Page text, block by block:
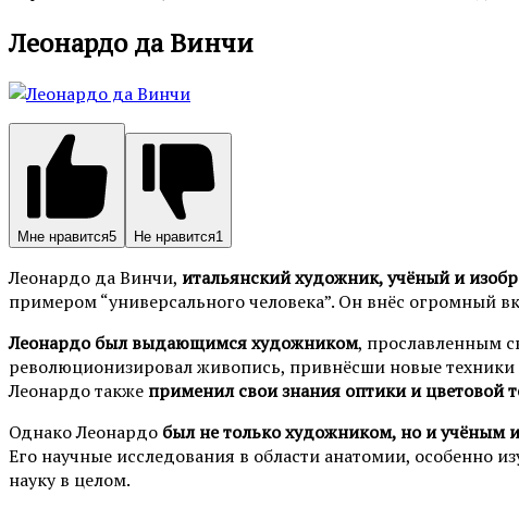
Леонардо да Винчи
Мне нравится5 Не нравится1
Леонардо да Винчи, итальянский художник, учёный и
примером “универсального человека”. Он внёс огромный
Леонардо был выдающимся художником, прославленным
революционизировал живопись, привнёсши новые
Леонардо также применил свои знания оптики и цветовой
Однако Леонардо был не только художником, но и учёным
Его научные исследования в области анатомии, особенно
науку в целом.